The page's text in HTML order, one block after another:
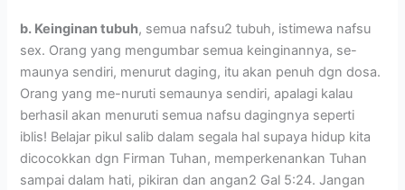
b. Keinginan tubuh, semua nafsu2 tubuh, istimewa nafsu
sex. Orang yang mengumbar semua keinginannya, se-
maunya sendiri, menurut daging, itu akan penuh dgn dosa.
Orang yang me-nuruti semaunya sendiri, apalagi kalau
berhasil akan menuruti semua nafsu dagingnya seperti
iblis! Belajar pikul salib dalam segala hal supaya hidup kita
dicocokkan dgn Firman Tuhan, memperkenankan Tuhan
sampai dalam hati, pikiran dan angan2 Gal 5:24. Jangan